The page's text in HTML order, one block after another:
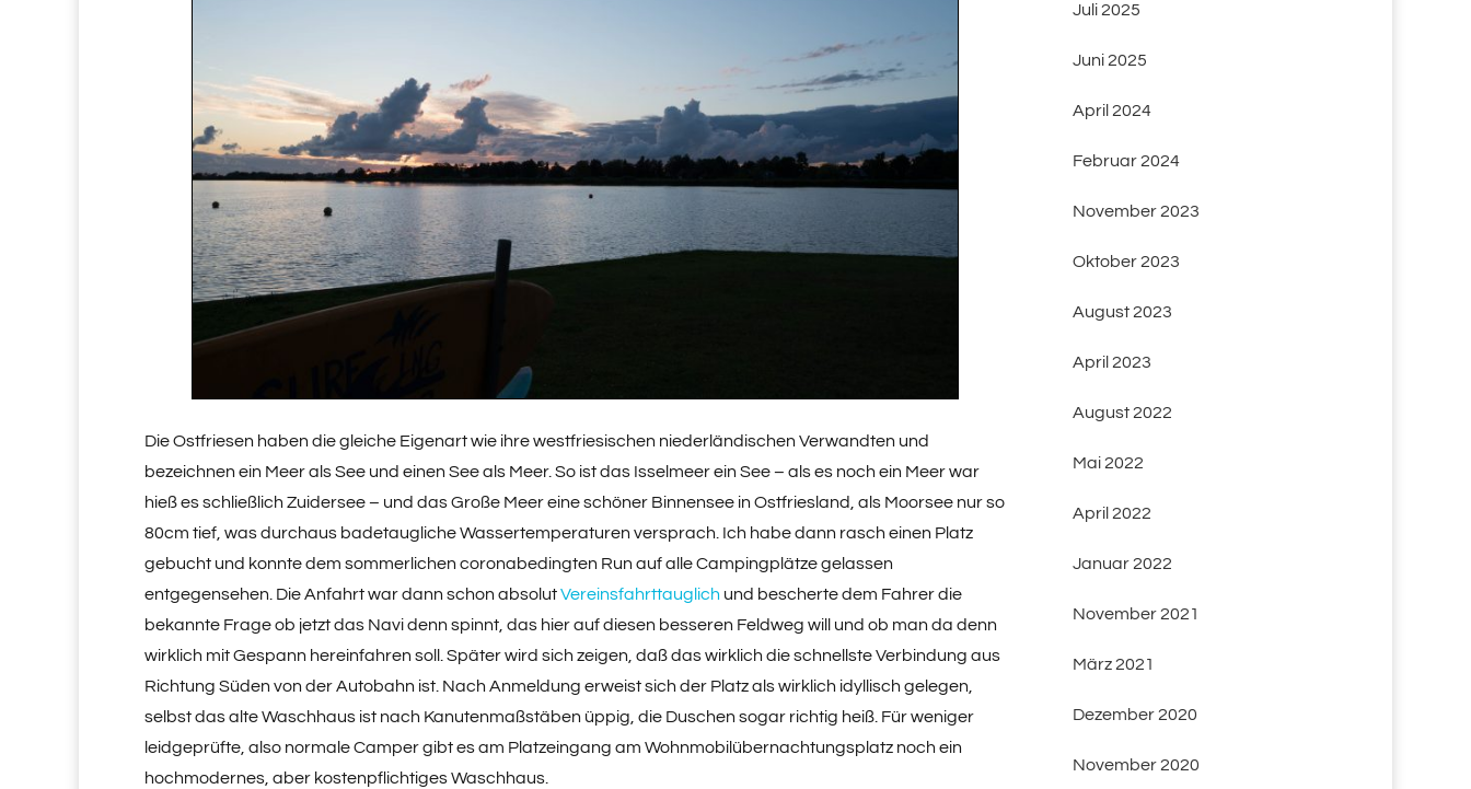
Die Ostfriesen haben die gleiche Eigenart wie ihre westfriesischen niederländischen Verwandten und
bezeichnen ein Meer als See und einen See als Meer. So ist das Isselmeer ein See – als es noch ein Meer war
hieß es schließlich Zuidersee – und das Große Meer eine schöner Binnensee in Ostfriesland, als Moorsee nur so
80cm tief, was durchaus badetaugliche Wassertemperaturen versprach. Ich habe dann rasch einen Platz
gebucht und konnte dem sommerlichen coronabedingten Run auf alle Campingplätze gelassen
entgegensehen. Die Anfahrt war dann schon absolutVereinsfahrttauglich und bescherte dem Fahrer die
bekannte Frage ob jetzt das Navi denn spinnt, das hier auf diesen besseren Feldweg will und ob man da denn
wirklich mit Gespann hereinfahren soll. Später wird sich zeigen, daß das wirklich die schnellste Verbindung aus
Richtung Süden von der Autobahn ist. Nach Anmeldung erweist sich der Platz als wirklich idyllisch gelegen,
selbst das alte Waschhaus ist nach Kanutenmaßstäben üppig, die Duschen sogar richtig heiß. Für weniger
leidgeprüfte, also normale Camper gibt es am Platzeingang am Wohnmobilübernachtungsplatz noch ein
hochmodernes, aber kostenpflichtiges Waschhaus.
Juli 2025
Juni 2025
April 2024
Februar 2024
November 2023
Oktober 2023
August 2023
April 2023
August 2022
Mai 2022
April 2022
Januar 2022
November 2021
März 2021
Dezember 2020
November 2020